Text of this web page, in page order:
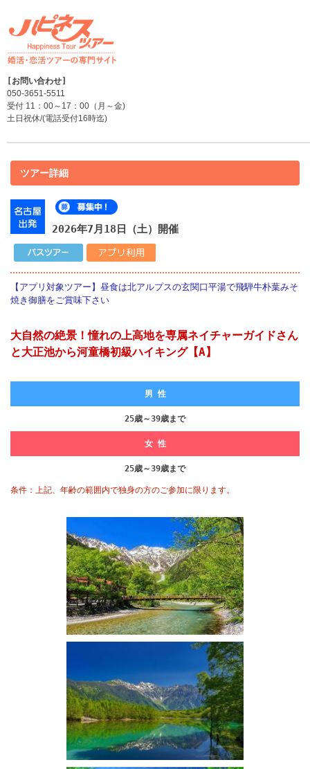
050-3651-5511
受付 11：00～17：00（月～金)
土日祝休/(電話受付16時迄)
ツアー詳細
2026年7月18日（土）開催
【アプリ対象ツアー】昼食は北アルプスの玄関口平湯で飛騨牛朴葉みそ
焼き御膳をご賞味下さい
大自然の絶景！憧れの上高地を専属ネイチャーガイドさん
と大正池から河童橋初級ハイキング【A】
男 性
25歳～39歳まで
女 性
25歳～39歳まで
条件：上記、年齢の範囲内で独身の方のご参加に限ります。